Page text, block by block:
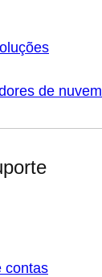
de nuvem
contas